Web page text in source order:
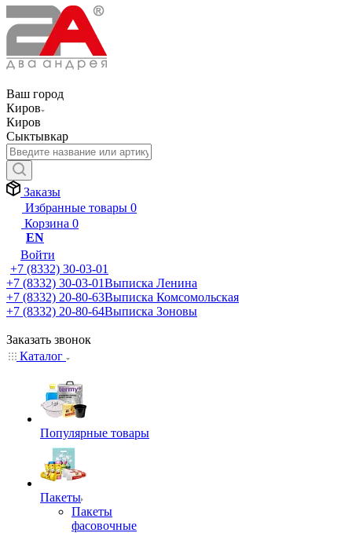
Ваш город
Киров
Киров
Сыктывкар
Заказы
Избранные товары 0
Корзина 0
EN
Войти
+7 (8332) 30-03-01
+7 (8332) 30-03-01Выписка Ленина
+7 (8332) 20-80-63Выписка Комсомольская
+7 (8332) 20-80-64Выписка Зоновы
Заказать звонок
Каталог
Популярные товары
Пакеты
Пакеты
фасовочные